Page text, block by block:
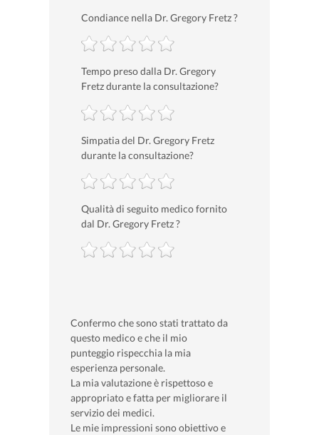
Condiance nella Dr. Gregory Fretz ?
Tempo preso dalla Dr. Gregory
Fretz durante la consultazione?
Simpatia del Dr. Gregory Fretz
durante la consultazione?
Qualità di seguito medico fornito
dal Dr. Gregory Fretz ?
Confermo che sono stati trattato da
questo medico e che il mio
punteggio rispecchia la mia
esperienza personale.
La mia valutazione è rispettoso e
appropriato e fatta per migliorare il
servizio dei medici.
Le mie impressioni sono obiettivo e